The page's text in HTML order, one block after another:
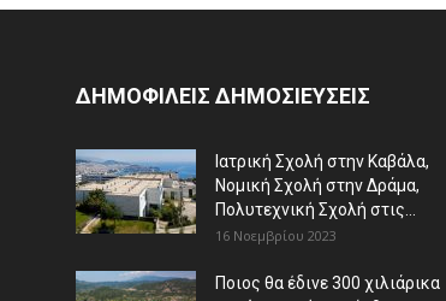
ΔΗΜΟΦΙΛΕΙΣ ΔΗΜΟΣΙΕΥΣΕΙΣ
Ιατρική Σχολή στην Καβάλα,
Νομική Σχολή στην Δράμα,
Πολυτεχνική Σχολή στις...
16 Νοεμβρίου 2023
Ποιος θα έδινε 300 χιλιάρικα